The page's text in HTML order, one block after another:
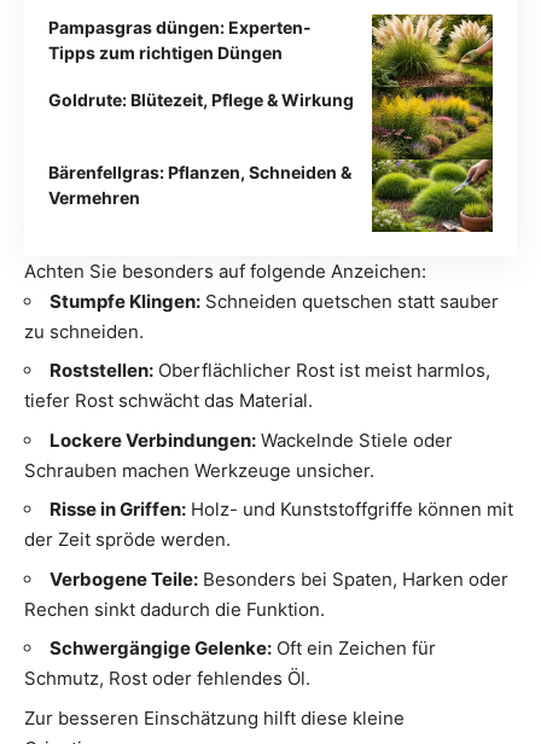
Pampasgras düngen: Experten-
Tipps zum richtigen Düngen
Goldrute: Blütezeit, Pflege & Wirkung
Bärenfellgras: Pflanzen, Schneiden &
Vermehren
Achten Sie besonders auf folgende Anzeichen:
Stumpfe Klingen: Schneiden quetschen statt sauber
zu schneiden.
Roststellen: Oberflächlicher Rost ist meist harmlos,
tiefer Rost schwächt das Material.
Lockere Verbindungen: Wackelnde Stiele oder
Schrauben machen Werkzeuge unsicher.
Risse in Griffen: Holz- und Kunststoffgriffe können mit
der Zeit spröde werden.
Verbogene Teile: Besonders bei Spaten, Harken oder
Rechen sinkt dadurch die Funktion.
Schwergängige Gelenke: Oft ein Zeichen für
Schmutz, Rost oder fehlendes Öl.
Zur besseren Einschätzung hilft diese kleine